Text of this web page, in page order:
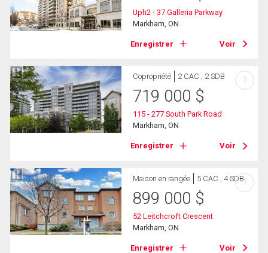
Uph2 - 37 Galleria Parkway
Markham, ON
Enregistrer Voir
Copropriété 2 CAC , 2 SDB
719 000 $
115 - 277 South Park Road
Markham, ON
Enregistrer Voir
?
Maison en rangée 5 CAC , 4 SDB
899 000 $
52 Leitchcroft Crescent
Markham, ON
Enregistrer Voir
?